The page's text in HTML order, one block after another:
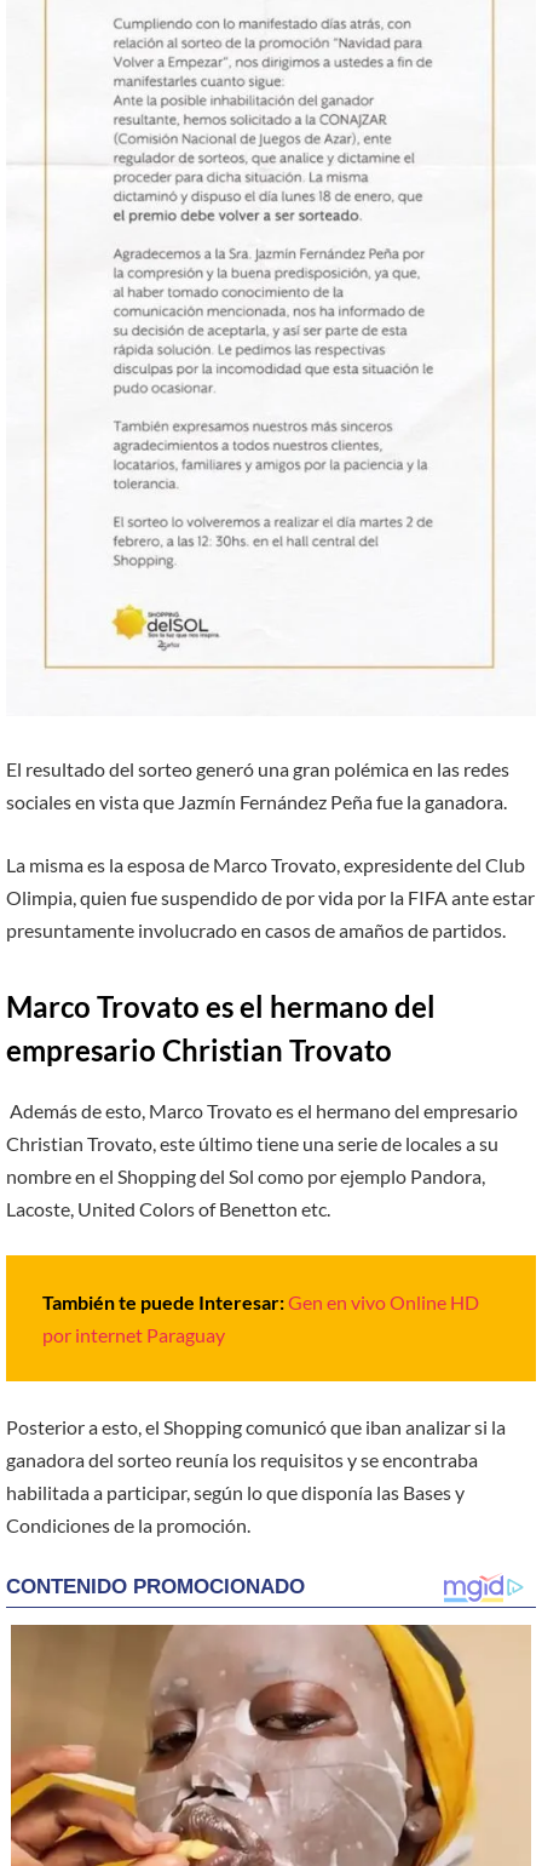
El resultado del sorteo generó una gran polémica en las redes
sociales en vista que Jazmín Fernández Peña fue la ganadora.
La misma es la esposa de Marco Trovato, expresidente del Club
Olimpia, quien fue suspendido de por vida por la FIFA ante estar
presuntamente involucrado en casos de amaños de partidos.
Marco Trovato es el hermano del
empresario Christian Trovato
Además de esto, Marco Trovato es el hermano del empresario
Christian Trovato, este último tiene una serie de locales a su
nombre en el Shopping del Sol como por ejemplo Pandora,
Lacoste, United Colors of Benetton etc.
También te puede Interesar:Gen en vivo Online HD
por internet Paraguay
Posterior a esto, el Shopping comunicó que iban analizar si la
ganadora del sorteo reunía los requisitos y se encontraba
habilitada a participar, según lo que disponía las Bases y
Condiciones de la promoción.